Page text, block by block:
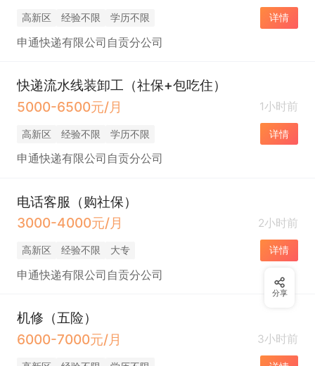
高新区 经验不限 学历不限 详情
申通快递有限公司自贡分公司
快递流水线装卸工（社保+包吃住）
5000-6500元/月
1小时前
高新区 经验不限 学历不限 详情
申通快递有限公司自贡分公司
电话客服（购社保）
3000-4000元/月
2小时前
高新区 经验不限 大专 详情
申通快递有限公司自贡分公司
机修（五险）
6000-7000元/月
3小时前
分享